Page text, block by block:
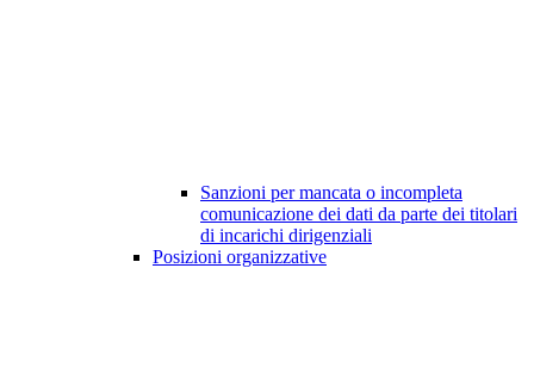
Sanzioni per mancata o incompleta
comunicazione dei dati da parte dei titolari
di incarichi dirigenziali
Posizioni organizzative